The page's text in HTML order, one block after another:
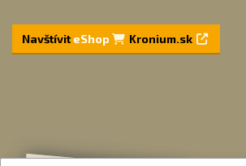
NavštíviteShop Kronium.sk